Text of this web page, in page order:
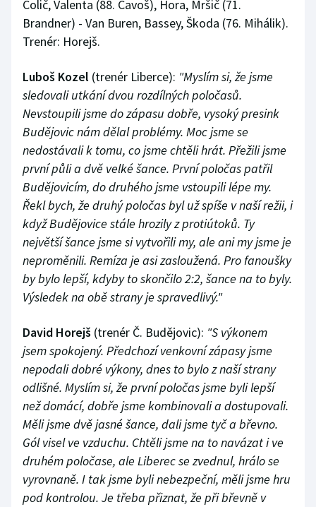
Čolič, Valenta (88. Čavoš), Hora, Mršič (71.
Brandner) - Van Buren, Bassey, Škoda (76. Mihálik).
Trenér: Horejš.
Luboš Kozel (trenér Liberce): "Myslím si, že jsme
sledovali utkání dvou rozdílných poločasů.
Nevstoupili jsme do zápasu dobře, vysoký presink
Budějovic nám dělal problémy. Moc jsme se
nedostávali k tomu, co jsme chtěli hrát. Přežili jsme
první půli a dvě velké šance. První poločas patřil
Budějovicím, do druhého jsme vstoupili lépe my.
Řekl bych, že druhý poločas byl už spíše v naší režii, i
když Budějovice stále hrozily z protiútoků. Ty
největší šance jsme si vytvořili my, ale ani my jsme je
neproměnili. Remíza je asi zasloužená. Pro fanoušky
by bylo lepší, kdyby to skončilo 2:2, šance na to byly.
Výsledek na obě strany je spravedlivý."
David Horejš (trenér Č. Budějovic): "S výkonem
jsem spokojený. Předchozí venkovní zápasy jsme
nepodali dobré výkony, dnes to bylo z naší strany
odlišné. Myslím si, že první poločas jsme byli lepší
než domácí, dobře jsme kombinovali a dostupovali.
Měli jsme dvě jasné šance, dali jsme tyč a břevno.
Gól visel ve vzduchu. Chtěli jsme na to navázat i ve
druhém poločase, ale Liberec se zvednul, hrálo se
vyrovnaně. I tak jsme byli nebezpeční, měli jsme hru
pod kontrolou. Je třeba přiznat, že při břevně v